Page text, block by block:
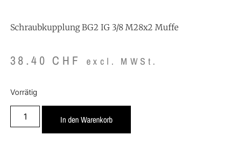
Schraubkupplung BG2 IG 3/8 M28x2 Muffe
38.40 CHF excl. MWSt.
Vorrätig
In den Warenkorb